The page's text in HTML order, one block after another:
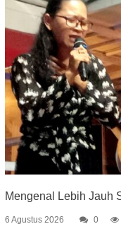
Mengenal Lebih Jauh
6 Agustus 2026 0